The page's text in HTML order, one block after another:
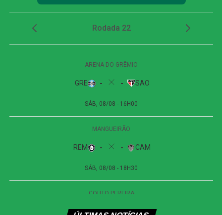
Já o Internacional terá pela frente o Atlético-MG, na
MRV, em Belo Horizonte, também pela 5ª rodada do
Detalhes
Final do Campeonato Gaúcho
18h00 (de Brasília)
41.251 torcedores